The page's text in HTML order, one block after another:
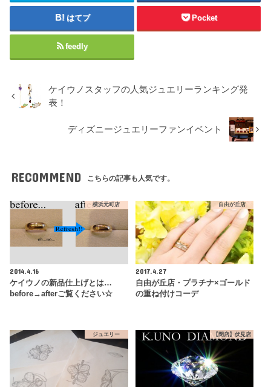
はてブ Pocket
feedly
ケイウノスタッフの人気ジュエリーランキング発
表！
ディズニージュエリーファンイベント
RECOMMEND こちらの記事も人気です。
横浜元町店
2014.4.16
ケイウノの新品仕上げとは…
before→afterご覧ください☆
自由が丘店
2017.4.27
自由が丘店・プラチナ×ゴールド
の重ね付けコーデ
ジュエリー 【閉店】伏見店